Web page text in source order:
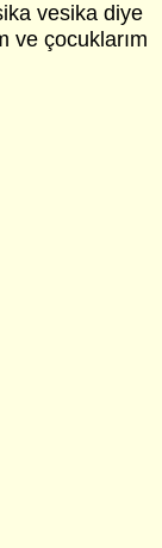
vesika diye
ve çocuklarım